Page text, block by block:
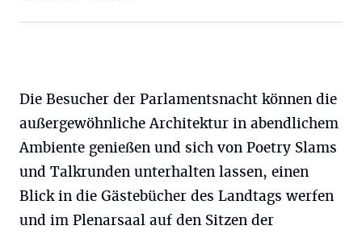
Die Besucher der Parlamentsnacht können die
außergewöhnliche Architektur in abendlichem
Ambiente genießen und sich von Poetry Slams
und Talkrunden unterhalten lassen, einen
Blick in die Gästebücher des Landtags werfen
und im Plenarsaal auf den Sitzen der